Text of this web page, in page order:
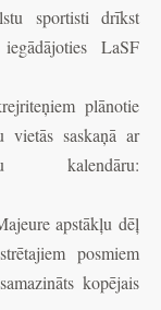
sportisti drīkst
LaSF
plānotie
vietās saskaņā ar
kalendāru:
apstākļu dēļ
posmiem
kopējais